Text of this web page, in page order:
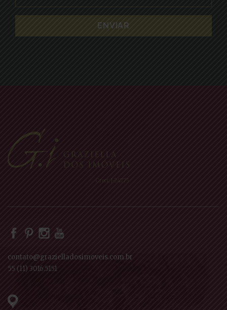
Creci: J-24275
contato@grazielladosimoveis.com.br
55 (11) 3016.5151